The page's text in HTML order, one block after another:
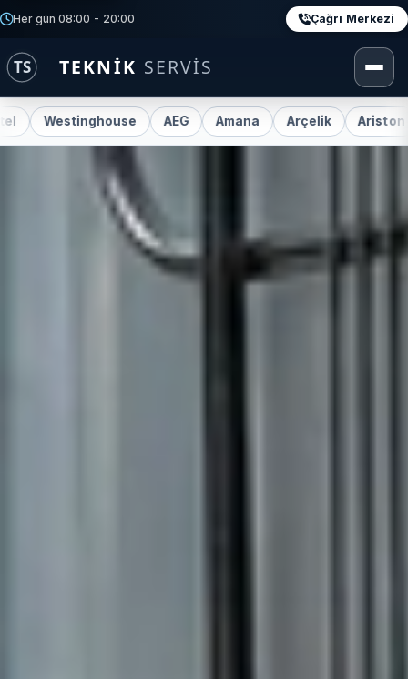
Her gün 08:00 - 20:00 Çağrı Merkezi
AEG Amana Arçelik Ariston Beko